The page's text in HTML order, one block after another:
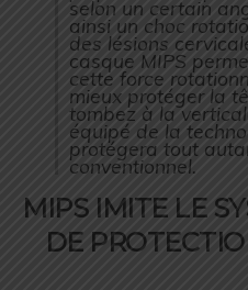
selon un certain
ainsi un choc
des lésions
casque MIPS
cette force
mieux protéger la
tombez à la
équipé de la
protégera tout
conventionnel.
MIPS IMITE LE
DE